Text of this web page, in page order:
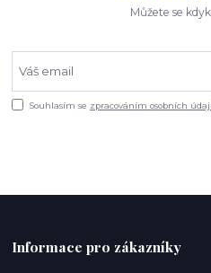
Můžete se
Souhlasím se zpracováním osobních
Informace pro zákazníky